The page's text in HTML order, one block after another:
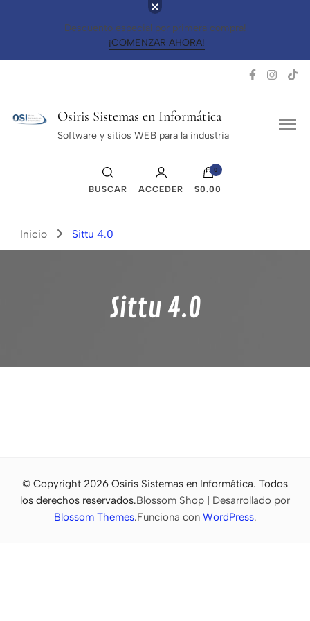
Descuento especial por primera compra!
¡COMENZAR AHORA!
Osiris Sistemas en Informática
Software y sitios WEB para la industria
BUSCAR ACCEDER
0
$0.00
Inicio Sittu 4.0
Sittu 4.0
© Copyright 2026 Osiris Sistemas en Informática. Todos
los derechos reservados.Blossom Shop | Desarrollado por
Blossom Themes.Funciona con WordPress.